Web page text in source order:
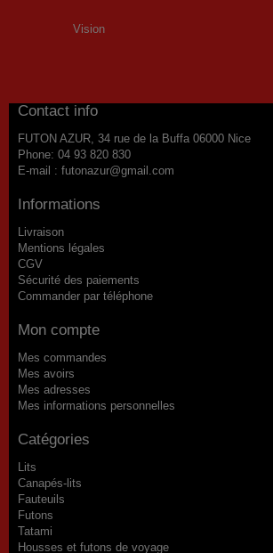
Vision
Contact info
FUTON AZUR, 34 rue de la Buffa 06000 Nice
Phone: 04 93 820 830
E-mail : futonazur@gmail.com
Informations
Livraison
Mentions légales
CGV
Sécurité des paiements
Commander par téléphone
Mon compte
Mes commandes
Mes avoirs
Mes adresses
Mes informations personnelles
Catégories
Lits
Canapés-lits
Fauteuils
Futons
Tatami
Housses et futons de voyage